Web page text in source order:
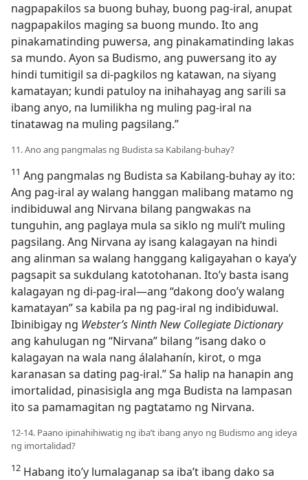
nagpapakilos sa buong buhay, buong pag-iral, anupat
nagpapakilos maging sa buong mundo. Ito ang
pinakamatinding puwersa, ang pinakamatinding lakas
sa mundo. Ayon sa Budismo, ang puwersang ito ay
hindi tumitigil sa di-pagkilos ng katawan, na siyang
kamatayan; kundi patuloy na inihahayag ang sarili sa
ibang anyo, na lumilikha ng muling pag-iral na
tinatawag na muling pagsilang.”
11. Ano ang pangmalas ng Budista sa Kabilang-buhay?
11 Ang pangmalas ng Budista sa Kabilang-buhay ay ito:
Ang pag-iral ay walang hanggan malibang matamo ng
indibiduwal ang Nirvana bilang pangwakas na
tunguhin, ang paglaya mula sa siklo ng muli’t muling
pagsilang. Ang Nirvana ay isang kalagayan na hindi
ang alinman sa walang hanggang kaligayahan o kaya’y
pagsapit sa sukdulang katotohanan. Ito’y basta isang
kalagayan ng di-pag-iral​—ang “dakong doo’y walang
kamatayan” sa kabila pa ng pag-iral ng indibiduwal.
Ibinibigay ng Webster’s Ninth New Collegiate Dictionary
ang kahulugan ng “Nirvana” bilang “isang dako o
kalagayan na wala nang álalahanín, kirot, o mga
karanasan sa dating pag-iral.” Sa halip na hanapin ang
imortalidad, pinasisigla ang mga Budista na lampasan
ito sa pamamagitan ng pagtatamo ng Nirvana.
12-14. Paano ipinahihiwatig ng iba’t ibang anyo ng Budismo ang ideya
ng imortalidad?
12 Habang ito’y lumalaganap sa iba’t ibang dako sa